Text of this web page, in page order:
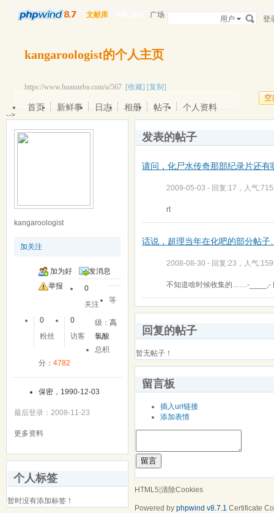
文献库 广场 用户 登
kangaroologist的个人主页
https://www.huaxueba.com/u/567 [收藏] [复制]
空
首页 新鲜事 日志 相册 帖子 个人资料
-->
kangaroologist
加关注
加为好
友
发消息
举报
0
关注
0
粉丝
0
访客
等
级：高
氯酸
总积
分： 4782
保密，1990-12-03
最后登录：2008-11-23
更多资料
个人标签
暂时没有添加标签！
发表的帖子
请问，化尸水传奇那部纪录片还
2009-05-03 - 回复:17，人气
rt
话说，超理当年在化吧的部分帖
2008-08-30 - 回复:23，人气
不知道啥时候收集的……-____,-
回复的帖子
暂无帖子！
留言板
插入url链接
添加表情
留言
HTML5|清除Cookies
Powered by phpwind v8.7.1 Certificate